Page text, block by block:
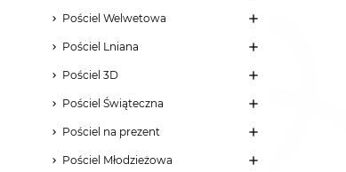
Pościel Welwetowa
Pościel Lniana
Pościel 3D
Pościel Świąteczna
Pościel na prezent
Pościel Młodzieżowa